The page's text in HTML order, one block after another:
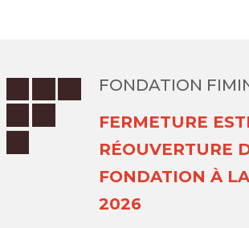
FONDATION
FERMETURE
RÉOUVERTURE
FONDATION À
2026